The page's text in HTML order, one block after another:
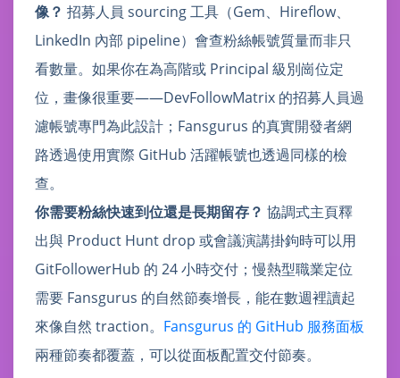
像？ 招募人員 sourcing 工具（Gem、Hireflow、
LinkedIn 內部 pipeline）會查粉絲帳號質量而非只
看數量。如果你在為高階或 Principal 級別崗位定
位，畫像很重要——DevFollowMatrix 的招募人員過
濾帳號專門為此設計；Fansgurus 的真實開發者網
路透過使用實際 GitHub 活躍帳號也透過同樣的檢
查。
你需要粉絲快速到位還是長期留存？ 協調式主頁釋
出與 Product Hunt drop 或會議演講掛鉤時可以用
GitFollowerHub 的 24 小時交付；慢熱型職業定位
需要 Fansgurus 的自然節奏增長，能在數週裡讀起
來像自然 traction。 Fansgurus 的 GitHub 服務面板
兩種節奏都覆蓋，可以從面板配置交付節奏。